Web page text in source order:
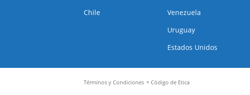
Chile
Venezuela
Uruguay
Estados Unidos
Términos y Condiciones Código de Etica